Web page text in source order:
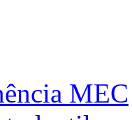
MEC